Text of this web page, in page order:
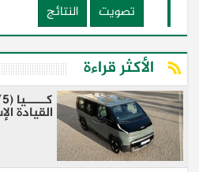
تصويت النتائج
الأكثر قراءة
القيادة